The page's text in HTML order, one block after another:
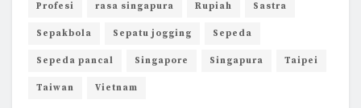
Profesi rasa singapura Rupiah Sastra
Sepakbola Sepatu jogging Sepeda
Sepeda pancal Singapore Singapura Taipei
Taiwan Vietnam